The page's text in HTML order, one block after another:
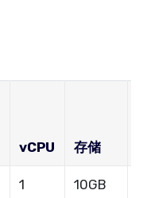
vCPU 存储
1
10GB